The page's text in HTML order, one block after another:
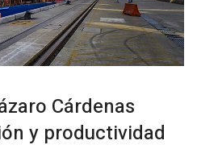
Cárdenas
y productividad